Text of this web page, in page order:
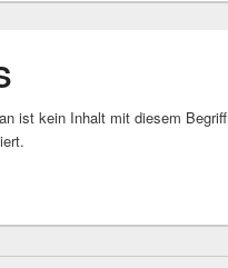
ist kein Inhalt mit diesem Begriff